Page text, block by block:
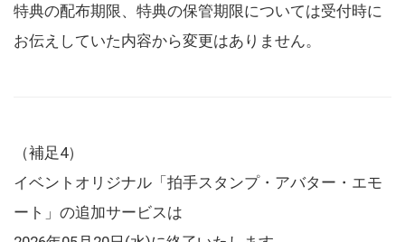
特典の配布期限、特典の保管期限については受付時に
お伝えしていた内容から変更はありません。
（補足4）
イベントオリジナル「拍手スタンプ・アバター・エモ
ート」の追加サービスは